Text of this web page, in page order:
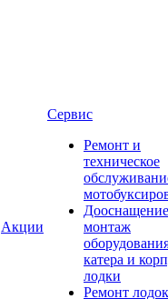
Акции
Сервис
Ремонт и
техническое
монтаж
катера и
лодки
Ремонт